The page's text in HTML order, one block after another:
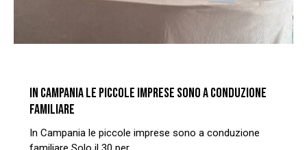
IN CAMPANIA LE PICCOLE IMPRESE SONO A CONDUZIONE
FAMILIARE
In Campania le piccole imprese sono a conduzione